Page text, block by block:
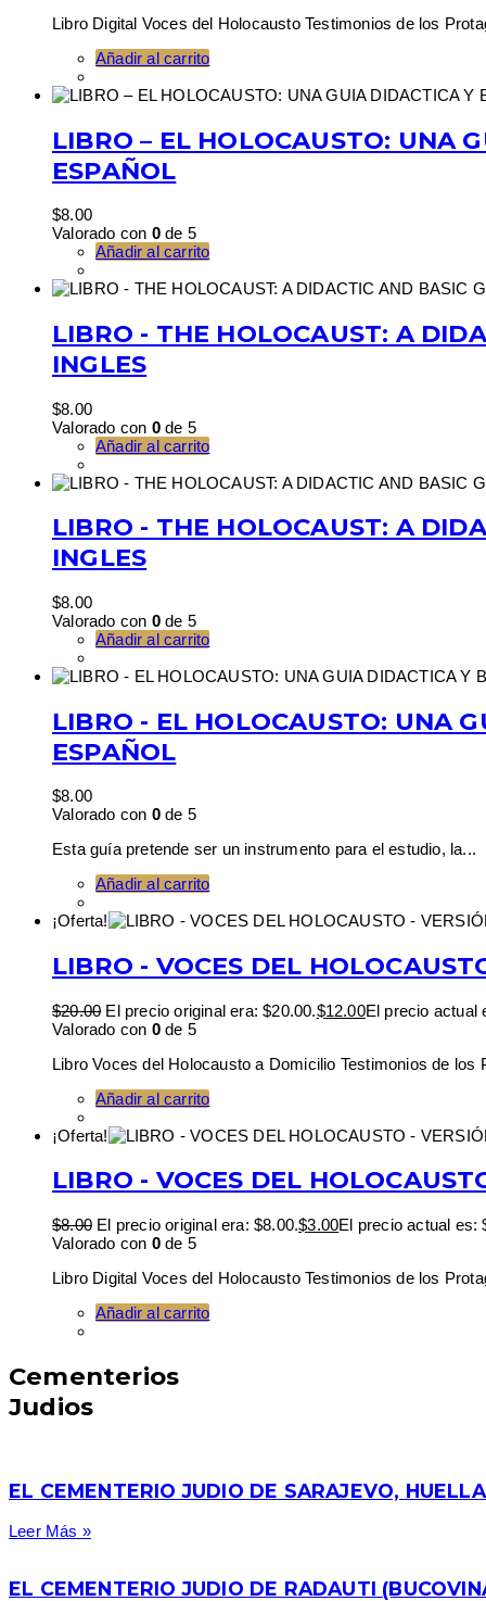
Libro Digital Voces del Holocausto Testimonios de los
Añadir al carrito
LIBRO – EL HOLOCAUSTO: UNA
ESPAÑOL
$8.00
Valorado con 0de 5
Añadir al carrito
LIBRO - THE HOLOCAUST: A
INGLES
$8.00
Valorado con 0de 5
Añadir al carrito
LIBRO - THE HOLOCAUST: A
INGLES
$8.00
Valorado con 0de 5
Añadir al carrito
LIBRO - EL HOLOCAUSTO: UNA
ESPAÑOL
$8.00
Valorado con 0de 5
Esta guía pretende ser un instrumento para el estudio, la...
Añadir al carrito
¡Oferta!
LIBRO - VOCES DEL
$20.00 El precio original era: $20.00.$12.00El precio actual
Valorado con 0de 5
Libro Voces del Holocausto a Domicilio Testimonios de los
Añadir al carrito
¡Oferta!
LIBRO - VOCES DEL
$8.00 El precio original era: $8.00.$3.00El precio actual es:
Valorado con 0de 5
Libro Digital Voces del Holocausto Testimonios de los
Añadir al carrito
Cementerios
Judios
EL CEMENTERIO JUDIO DE SARAJEVO,
Leer Más »
EL CEMENTERIO JUDIO DE RADAUTI